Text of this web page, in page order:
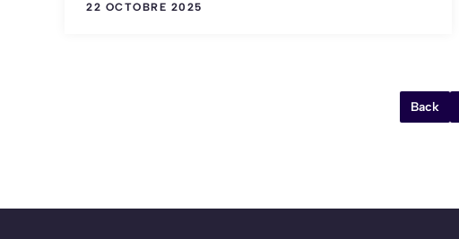
22 OCTOBRE 2025
Back